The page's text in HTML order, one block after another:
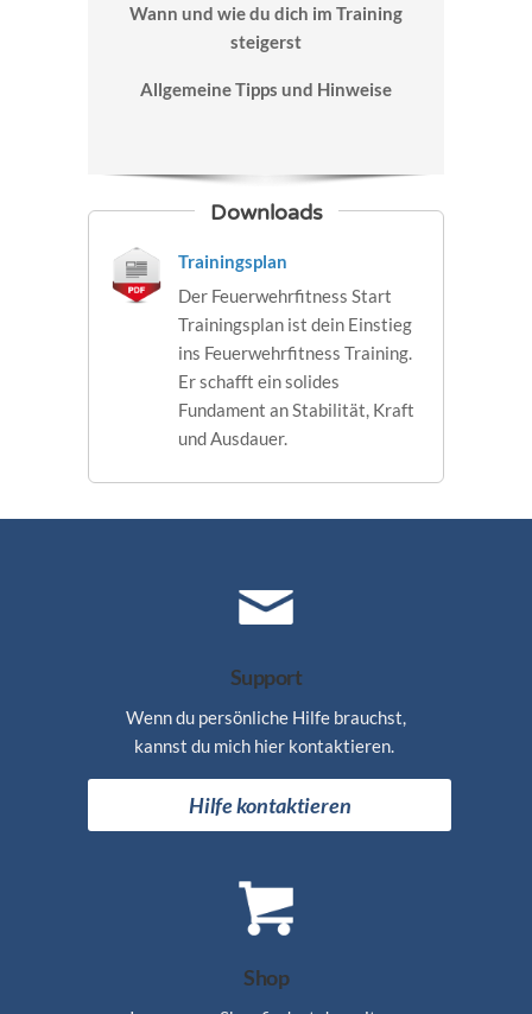
Wann und wie du dich im Training
steigerst
Allgemeine Tipps und Hinweise
Downloads
Trainingsplan
Der Feuerwehrfitness Start
Trainingsplan ist dein Einstieg
ins Feuerwehrfitness Training.
Er schafft ein solides
Fundament an Stabilität, Kraft
und Ausdauer.
Support
Wenn du persönliche Hilfe brauchst,
kannst du mich hier kontaktieren.
Hilfe kontaktieren
Shop